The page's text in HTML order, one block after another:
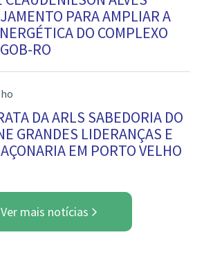
PARA AMPLIAR A
DO COMPLEXO
RO
DA ARLS SABEDORIA DO
GRANDES LIDERANÇAS E
EM PORTO VELHO
Ver mais notícias